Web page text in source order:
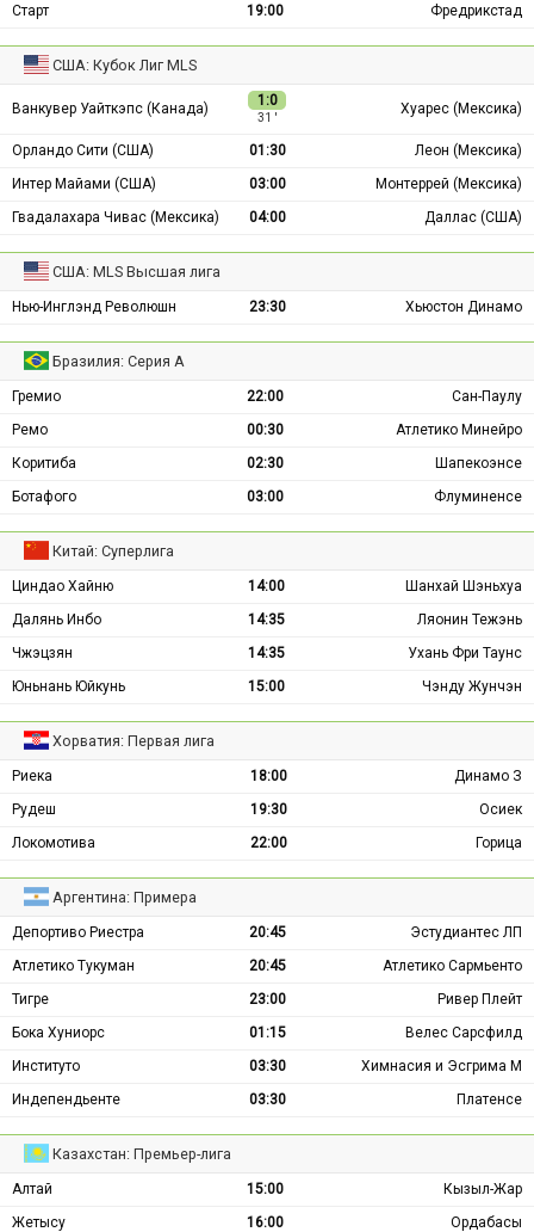
Старт
19:00 Фредрикстад
США: Кубок Лиг MLS
Ванкувер Уайткэпс (Канада) 1:0
31 ′
Хуарес (Мексика)
Орландо Сити (США) 01:30
Леон (Мексика)
Интер Майами (США)
03:00
Монтеррей (Мексика)
Гвадалахара Чивас (Мексика)
04:00 Даллас (США)
США: MLS Высшая лига
Нью-Инглэнд Революшн 23:30 Хьюстон Динамо
Бразилия: Серия А
Гремио 22:00
Сан-Паулу
Ремо
00:30
Атлетико Минейро
Коритиба
02:30
Шапекоэнсе
Ботафого
03:00 Флуминенсе
Китай: Суперлига
Циндао Хайню 14:00
Шанхай Шэньхуа
Далянь Инбо
14:35
Ляонин Тежэнь
Чжэцзян
14:35
Ухань Фри Таунс
Юньнань Юйкунь
15:00 Чэнду Жунчэн
Хорватия: Первая лига
Риека 18:00
Динамо З
Рудеш
19:30
Осиек
Локомотива
22:00 Горица
Аргентина: Примера
Депортиво Риестра 20:45
Эстудиантес ЛП
Атлетико Тукуман
20:45
Атлетико Сармьенто
Тигре
23:00
Ривер Плейт
Бока Хуниорс
01:15
Велес Сарсфилд
Институто
03:30
Химнасия и Эсгрима М
Индепендьенте
03:30 Платенсе
Казахстан: Премьер-лига
Алтай 15:00
Кызыл-Жар
Жетысу
16:00
Ордабасы